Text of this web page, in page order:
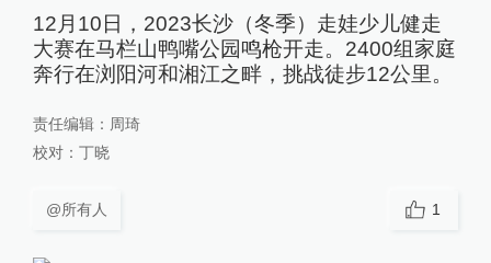
12月10日，2023长沙（冬季）走娃少儿健走
大赛在马栏山鸭嘴公园鸣枪开走。2400组家庭
奔行在浏阳河和湘江之畔，挑战徒步12公里。
责任编辑： 周琦
校对： 丁晓
@所有人 1